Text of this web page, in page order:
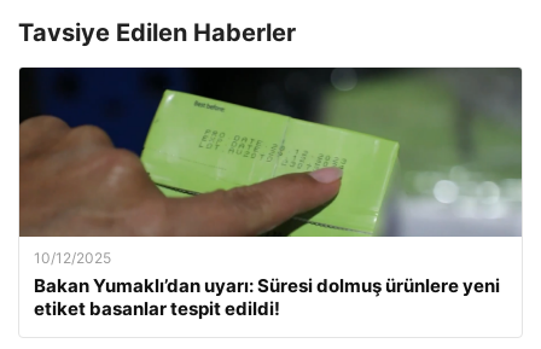
Tavsiye Edilen Haberler
10/12/2025
Bakan Yumaklı’dan uyarı: Süresi dolmuş ürünlere yeni
etiket basanlar tespit edildi!